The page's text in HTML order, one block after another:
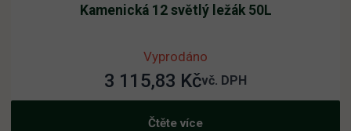
Kamenická 12 světlý ležák 50L
Vyprodáno
3 115,83 Kčvč. DPH
Čtěte více